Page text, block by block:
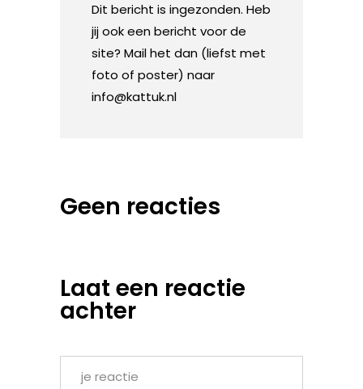
Dit bericht is ingezonden. Heb
jij ook een bericht voor de
site? Mail het dan (liefst met
foto of poster) naar
info@kattuk.nl
Geen reacties
Laat een reactie
achter